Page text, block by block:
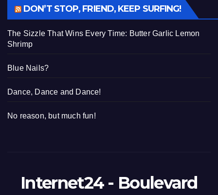
DON’T STOP, FRIEND, KEEP SURFING!
The Sizzle That Wins Every Time: Butter Garlic Lemon
Shrimp
Blue Nails?
Dance, Dance and Dance!
No reason, but much fun!
Internet24 - Boulevard